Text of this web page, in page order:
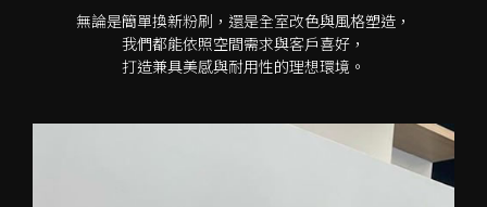
無論是簡單換新粉刷， 還是全室改色與風格塑造，
我們都能依照空間需求與客戶喜好，
打造兼具美感與耐用性的理想環境。